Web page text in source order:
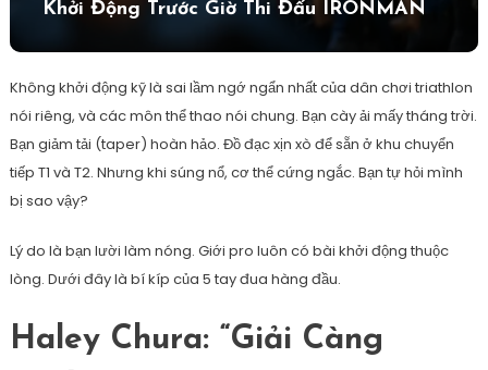
Khởi Động Trước Giờ Thi Đấu IRONMAN
Không khởi động kỹ là sai lầm ngớ ngẩn nhất của dân chơi triathlon
nói riêng, và các môn thể thao nói chung. Bạn cày ải mấy tháng trời.
Bạn giảm tải (taper) hoàn hảo. Đồ đạc xịn xò để sẵn ở khu chuyển
tiếp T1 và T2. Nhưng khi súng nổ, cơ thể cứng ngắc. Bạn tự hỏi mình
bị sao vậy?
Lý do là bạn lười làm nóng. Giới pro luôn có bài khởi động thuộc
lòng. Dưới đây là bí kíp của 5 tay đua hàng đầu.
Haley Chura: “Giải Càng